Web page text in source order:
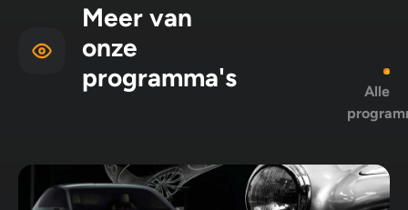
Meer van
onze
programma's
Alle